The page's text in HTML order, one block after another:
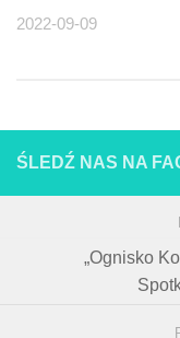
2022-09-09
ŚLEDŹ NAS NA
„Ognisko